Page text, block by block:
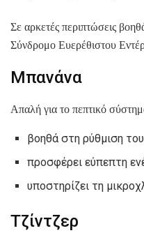
Σε αρκετές περιπτώσεις
Σύνδρομο Ευερέθιστου
Μπανάνα
Απαλή για το πεπτικό
βοηθά στη ρύθμιση
προσφέρει εύπεπτη
υποστηρίζει τη
Τζίντζερ